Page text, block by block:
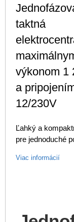
taktná
výkonom 1
a
12/230V
Ľahký a
pre jednoduché
Viac informácií